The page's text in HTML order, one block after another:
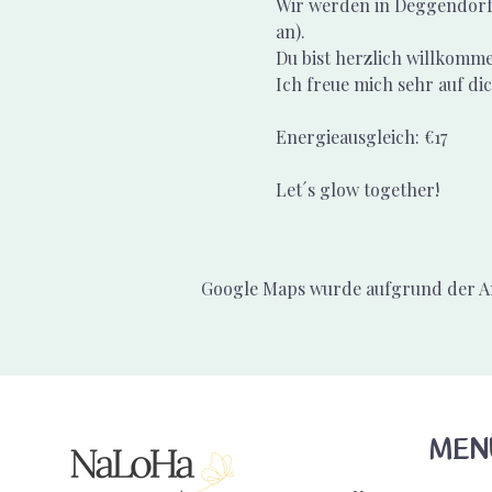
Wir werden in
an).
Du bist herzlich
Ich freue mich sehr auf
Energieausgleich: €17
Let´s glow together!
Google Maps wurde aufgrund der